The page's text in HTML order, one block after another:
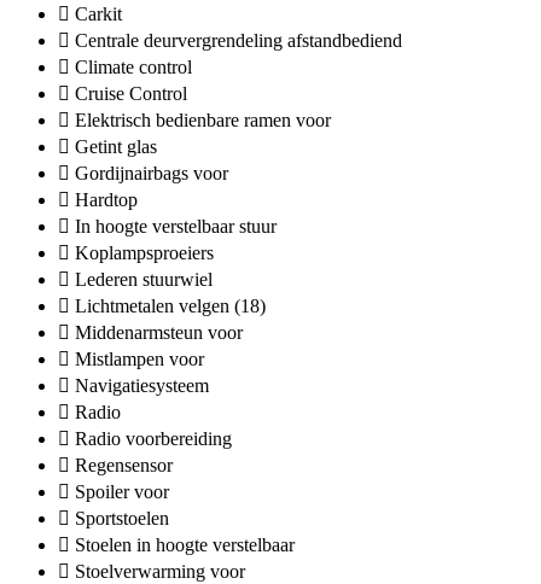
Carkit
Centrale deurvergrendeling afstandbediend
Climate control
Cruise Control
Elektrisch bedienbare ramen voor
Getint glas
Gordijnairbags voor
Hardtop
In hoogte verstelbaar stuur
Koplampsproeiers
Lederen stuurwiel
Lichtmetalen velgen (18)
Middenarmsteun voor
Mistlampen voor
Navigatiesysteem
Radio
Radio voorbereiding
Regensensor
Spoiler voor
Sportstoelen
Stoelen in hoogte verstelbaar
Stoelverwarming voor